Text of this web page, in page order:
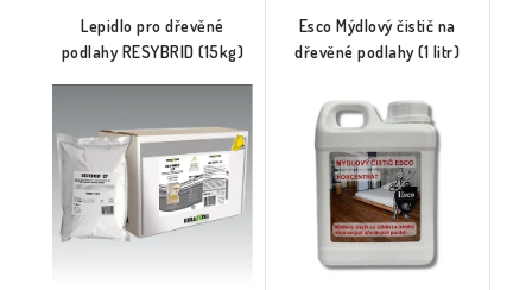
Lepidlo pro dřevěné
podlahy RESYBRID (15kg)
Esco Mýdlový čistič na
dřevěné podlahy (1 litr)